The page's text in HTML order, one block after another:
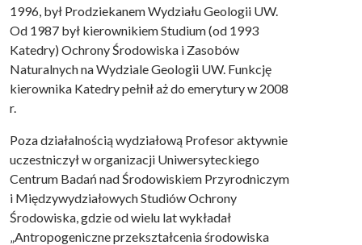
1996, był Prodziekanem Wydziału Geologii UW.
Od 1987 był kierownikiem Studium (od 1993
Katedry) Ochrony Środowiska i Zasobów
Naturalnych na Wydziale Geologii UW. Funkcję
kierownika Katedry pełnił aż do emerytury w 2008
r.
Poza działalnością wydziałową Profesor aktywnie
uczestniczył w organizacji Uniwersyteckiego
Centrum Badań nad Środowiskiem Przyrodniczym
i Międzywydziałowych Studiów Ochrony
Środowiska, gdzie od wielu lat wykładał
„Antropogeniczne przekształcenia środowiska